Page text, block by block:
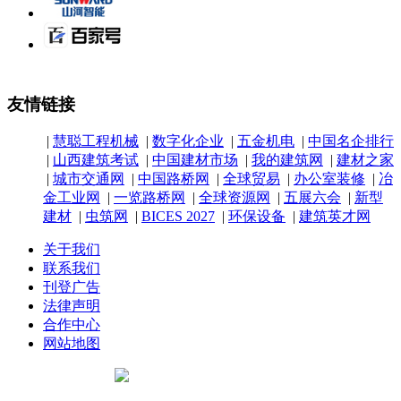
友情链接
| 慧聪工程机械 | 数字化企业 | 五金机电 | 中国名企排行
| 山西建筑考试 | 中国建材市场 | 我的建筑网 | 建材之家
| 城市交通网 | 中国路桥网 | 全球贸易 | 办公室装修 | 冶
金工业网
| 一览路桥网 | 全球资源网 | 五展六会 | 新型
建材 | 虫筑网 | BICES 2027 | 环保设备 | 建筑英才网
关于我们
联系我们
刊登广告
法律声明
合作中心
网站地图